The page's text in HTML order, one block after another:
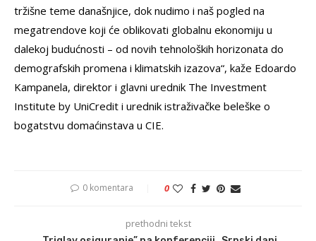
tržišne teme današnjice, dok nudimo i naš pogled na
megatrendove koji će oblikovati globalnu ekonomiju u
dalekoj budućnosti – od novih tehnoloških horizonata do
demografskih promena i klimatskih izazova“, kaže Edoardo
Kampanela, direktor i glavni urednik The Investment
Institute by UniCredit i urednik istraživačke beleške o
bogatstvu domaćinstava u CIE.
0 komentara 0
prethodni tekst